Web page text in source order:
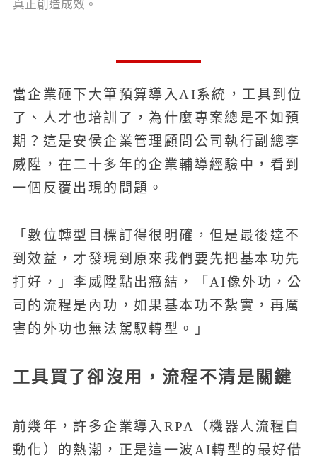
真正創造成效。
當企業砸下大筆預算導入AI系統，工具到位
了、人才也培訓了，為什麼專案總是不如預
期？這是安侯企業管理顧問公司執行副總李
威陞，在二十多年的企業輔導經驗中，看到
一個反覆出現的問題。
「數位轉型目標訂得很明確，但是最後達不
到效益，才發現到原來我們要先把基本功先
打好，」李威陞點出癥結，「AI像外功，公
司的流程是內功，如果基本功不紮實，再厲
害的外功也無法駕馭轉型。」
工具買了卻沒用，流程不清是關鍵
前幾年，許多企業導入RPA（機器人流程自
動化）的熱潮，正是這一波AI轉型的最好借